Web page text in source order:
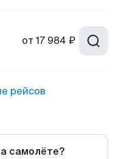
от 17 984 ₽
рейсов
самолёте?